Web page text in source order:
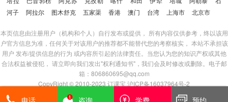
河子
阿拉尔 图木舒克 五家渠 香港 澳门 台湾 上海市 北京市
本页信息由注册用户（机构和个人）自行发布或提供， 所有内容仅供参考，终以该用
户官方信息为准，任何关于对该用户的推荐都不能替代您的考察核实， 本站不承担该
用户 发布/提供信息的行为 或内容所引起的法律责任。当您认为您的知识产权或其他
合法权益被侵犯， 请立即向我们发出"权利通知书"，我们会及时修改或删除。电子邮
箱：806860695@qq.com
CopyRight © 2010-2023 订课宝 沪ICP备16037964号-2
登陆
免责声明|
电话 咨询 学费 预约